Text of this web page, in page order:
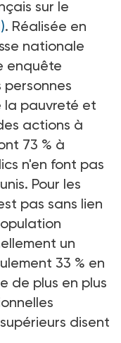
sur le
. Réalisée en
nationale
enquête
la pauvreté et
actions à
73 % à
n'en font pas
Pour les
pas sans lien
un
33 % en
de plus en plus
disent